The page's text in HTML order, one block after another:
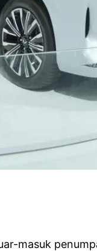
masuk